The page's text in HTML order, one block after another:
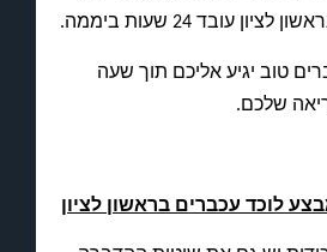
לציון עובד 24 שעות ביממה.
טוב יגיע אליכם תוך שעה
שלכם.
לוכד עכברים בראשון לציון